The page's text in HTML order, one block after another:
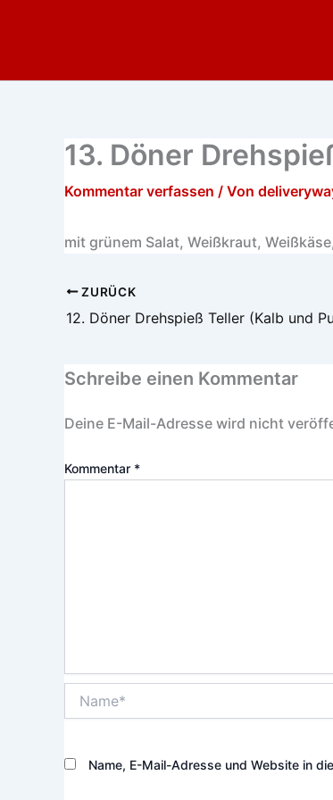
13. Döner
Kommentar verfassen / Von
mit grünem Salat, Weißkraut,
ZURÜCK
12. Döner Drehspieß Teller (Kalb und
Schreibe einen Kommentar
Deine E-Mail-Adresse wird nicht
Kommentar *
Name, E-Mail-Adresse und Website in